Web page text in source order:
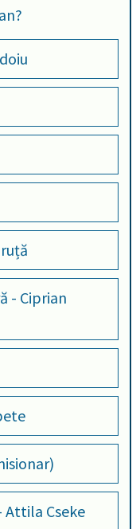
- Ciprian
Attila Cseke